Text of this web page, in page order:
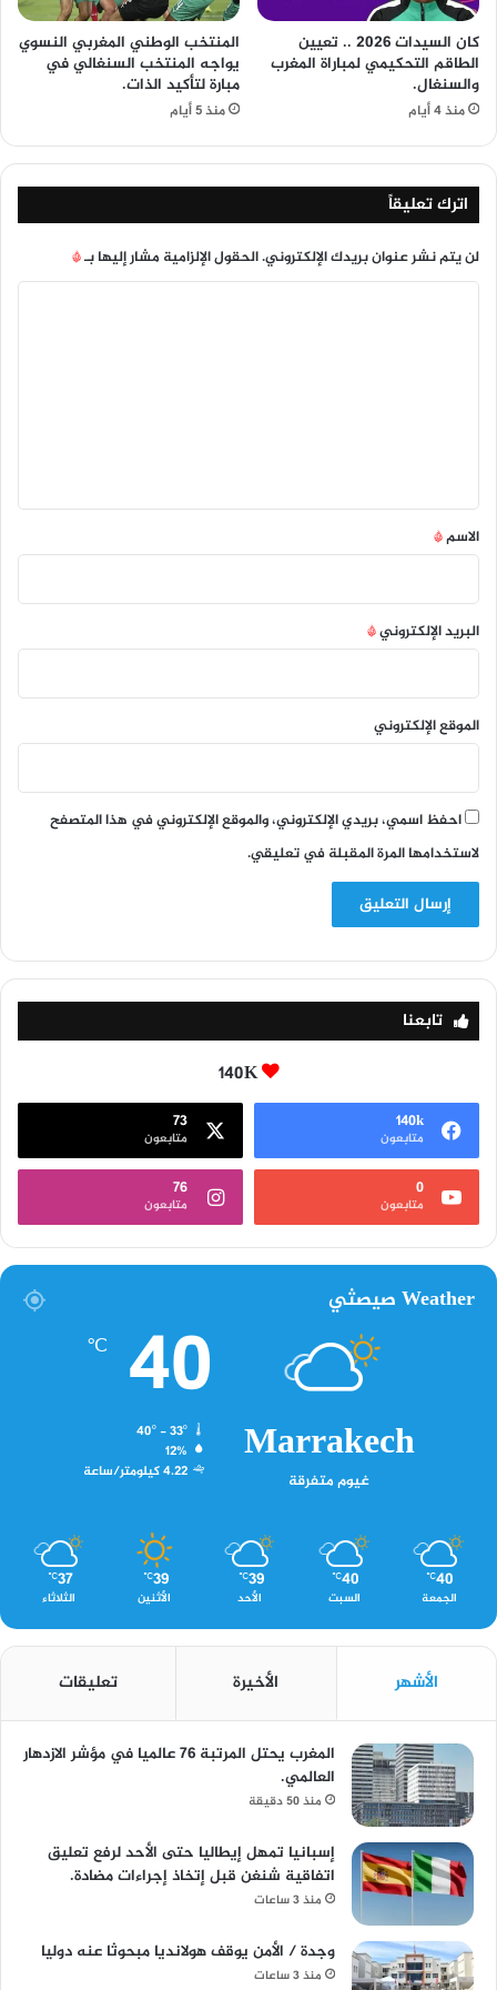
كان السيدات 2026 .. تعيين
الطاقم التحكيمي لمباراة المغرب
والسنغال.
منذ 4 أيام
المنتخب الوطني المغربي النسوي
يواجه المنتخب السنغالي في
مبارة لتأكيد الذات.
منذ 5 أيام
اترك تعليقاً
لن يتم نشر عنوان بريدك الإلكتروني.الحقول الإلزامية مشار إليها بـ*
*
الاسم*
البريد الإلكتروني*
الموقع الإلكتروني
احفظ اسمي، بريدي الإلكتروني، والموقع الإلكتروني في هذا المتصفح
لاستخدامها المرة المقبلة في تعليقي.
تابعنا
140K
140k
متابعون
73
متابعون
0
متابعون
76
متابعون
Weather صيصثي
Marrakech
غيوم متفرقة
40
℃
40º - 33º
12%
4.22 كيلومتر/ساعة
40
℃
الجمعة
40
℃
السبت
39
℃
الأحد
39
℃
الأثنين
37
℃
الثلاثاء
الأشهر الأخيرة تعليقات
المغرب يحتل المرتبة 76 عالميا في مؤشر الازدهار
العالمي.
منذ 50 دقيقة
إسبانيا تمهل إيطاليا حتى الأحد لرفع تعليق
اتفاقية شنغن قبل إتخاذ إجراءات مضادة.
منذ 3 ساعات
وجدة / الأمن يوقف هولانديا مبحوثا عنه دوليا
منذ 3 ساعات